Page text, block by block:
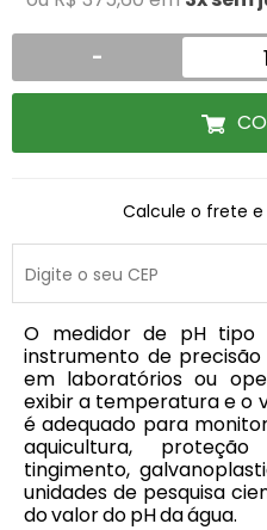
-
Calcule o frete
O medidor de pH
instrumento de
em laboratórios ou
exibir a temperatura e o
é adequado para
aquicultura,
tingimento,
unidades de pesquisa
do valor do pH da água.